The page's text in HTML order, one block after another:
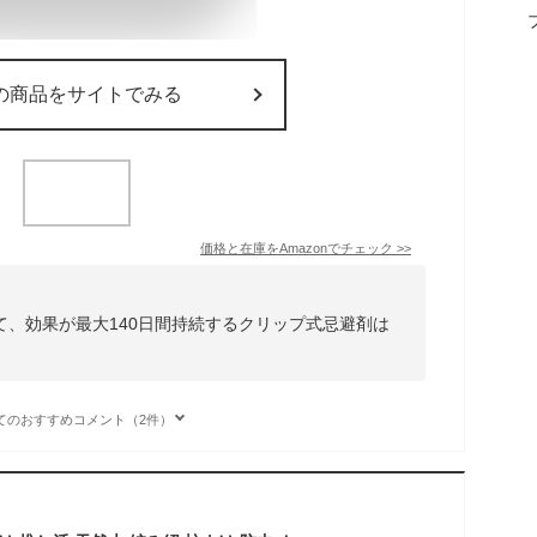
商品をサイトでみる
価格と在庫をAmazonでチェック >>
効果が最大140日間持続するクリップ式忌避剤は
のおすすめコメント（2件）